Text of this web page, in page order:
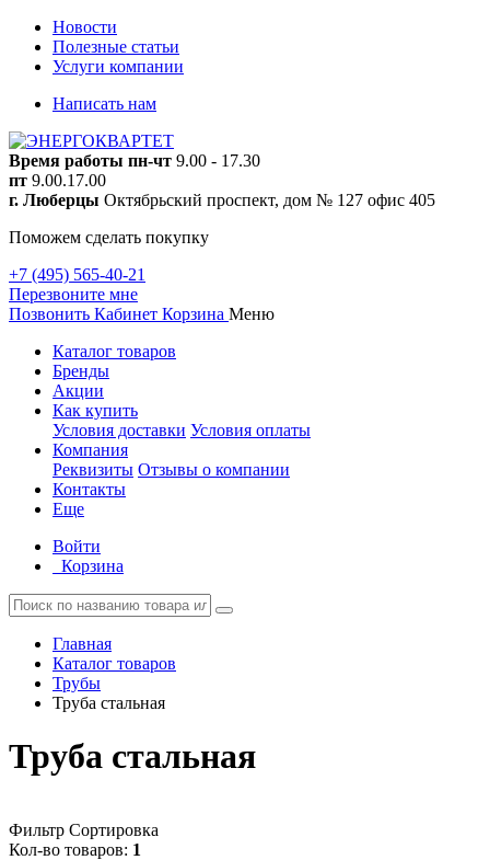
Новости
Полезные статьи
Услуги компании
Написать нам
Время работы пн-чт 9.00 - 17.30
пт 9.00.17.00
г. Люберцы Октябрьский проспект, дом № 127 офис 405
Поможем сделать покупку
+7 (495) 565-40-21
Перезвоните мне
Позвонить Кабинет Корзина Меню
Каталог товаров
Бренды
Акции
Как купить
Условия доставки Условия оплаты
Компания
Реквизиты Отзывы о компании
Контакты
Еще
Войти
Корзина
Главная
Каталог товаров
Трубы
Труба стальная
Труба стальная
Фильтр Сортировка
Кол-во товаров: 1